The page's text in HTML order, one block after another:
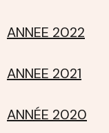
ANNEE 2022
ANNEE 2021
ANNÉE 2020